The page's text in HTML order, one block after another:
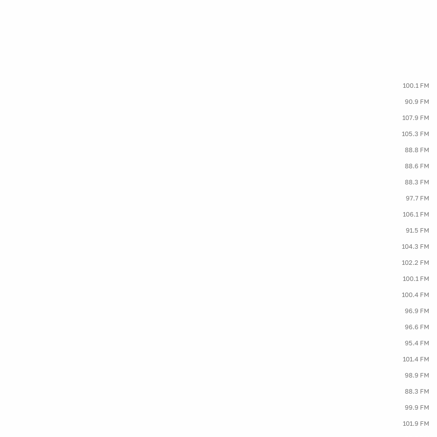
100.1 FM
90.9 FM
107.9 FM
105.3 FM
88.8 FM
88.6 FM
88.3 FM
97.7 FM
106.1 FM
91.5 FM
104.3 FM
102.2 FM
100.1 FM
100.4 FM
96.9 FM
96.6 FM
95.4 FM
101.4 FM
98.9 FM
88.3 FM
99.9 FM
101.9 FM